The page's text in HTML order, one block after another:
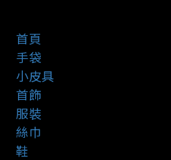
首頁
手袋
小皮具
首飾
服裝
絲巾
鞋